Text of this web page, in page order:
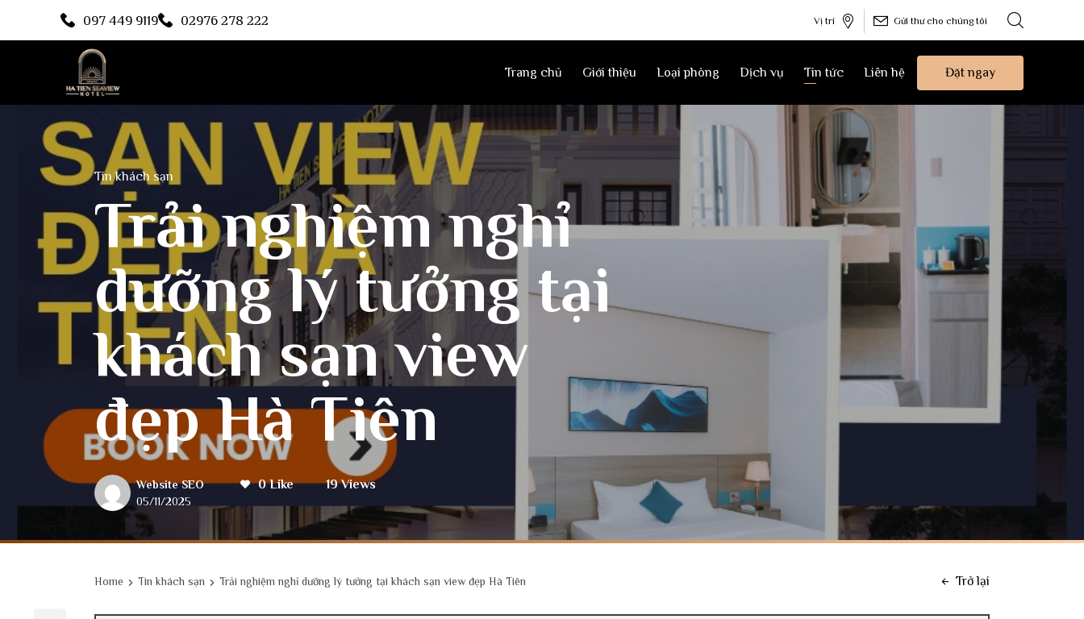
097 449 9119 02976 278 222 Vị trí Gửi thư cho chúng tôi
Trang chủ Giới thiệu Loại phòng Dịch vụ Tin tức Liên hệ Đặt ngay
Tin khách sạn
Trải nghiệm nghỉ
dưỡng lý tưởng tại
khách sạn view
đẹp Hà Tiên
Website SEO
05/11/2025
0 Like 19 Views
Home Tin khách sạn Trải nghiệm nghỉ dưỡng lý tưởng tại khách sạn view đẹp Hà Tiên Trở lại